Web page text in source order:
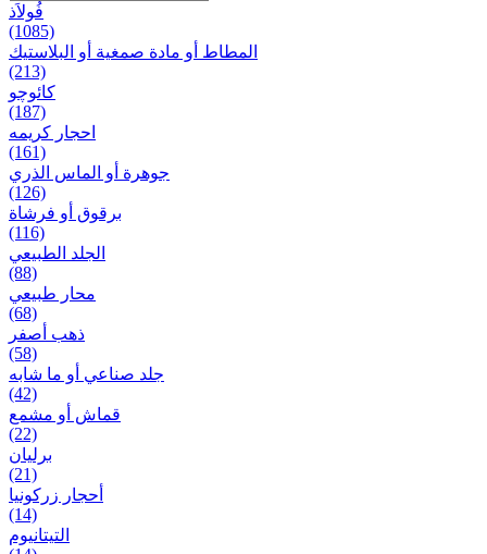
فُولاَذ
(1085)
المطاط أو مادة صمغية أو البلاستيك
(213)
کائوچو
(187)
احجار کریمه
(161)
جوهرة أو الماس الذري
(126)
برقوق أو فرشاة
(116)
الجلد الطبيعي
(88)
محار طبيعي
(68)
ذهب أصفر
(58)
جلد صناعي أو ما شابه
(42)
قماش أو مشمع
(22)
برلیان
(21)
أحجار زركونيا
(14)
التيتانيوم